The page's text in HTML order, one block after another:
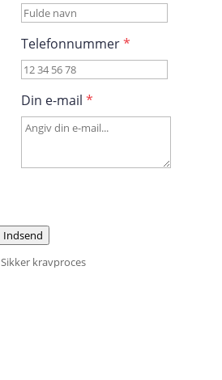
Telefonnummer*
Din e-mail*
Indsend
Sikker kravproces